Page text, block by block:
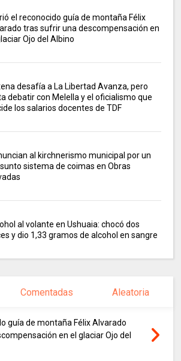
el reconocido guía de montaña Félix
tras sufrir una descompensación en
Ojo del Albino
desafía a La Libertad Avanza, pero
debatir con Melella y el oficialismo que
los salarios docentes de TDF
al kirchnerismo municipal por un
sistema de coimas en Obras
al volante en Ushuaia: chocó dos
y dio 1,33 gramos de alcohol en sangre
Comentadas Aleatoria
guía de montaña Félix Alvarado
en el glaciar Ojo del